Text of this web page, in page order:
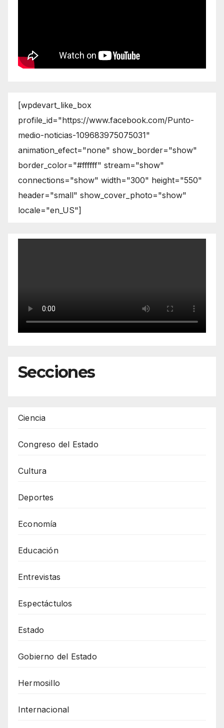
[wpdevart_like_box
profile_id="https://www.facebook.com/Punto-
medio-noticias-109683975075031"
animation_efect="none" show_border="show"
border_color="#ffffff" stream="show"
connections="show" width="300" height="550"
header="small" show_cover_photo="show"
locale="en_US"]
Secciones
Ciencia
Congreso del Estado
Cultura
Deportes
Economía
Educación
Entrevistas
Espectáctulos
Estado
Gobierno del Estado
Hermosillo
Internacional